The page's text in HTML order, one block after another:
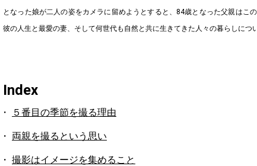
となった娘が二人の姿をカメラに留めようとすると、84歳となった父親はこ
彼の人生と最愛の妻、そして何世代も自然と共に生きてきた人々の暮らしにつ
Index
５番目の季節を撮る理由
両親を撮るという思い
撮影はイメージを集めること